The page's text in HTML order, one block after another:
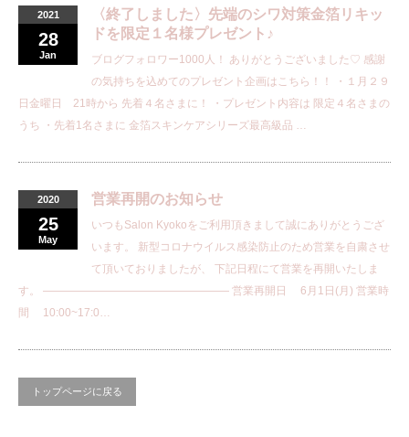
2021
28
Jan
〈終了しました〉先端のシワ対策金箔リキッ
ドを限定１名様プレゼント♪
ブログフォロワー1000人！ ありがとうございました♡ 感謝
の気持ちを込めてのプレゼント企画はこちら！！ ・１月２９
日金曜日 21時から 先着４名さまに！ ・プレゼント内容は 限定４名さまの
うち ・先着1名さまに 金箔スキンケアシリーズ最高級品 …
2020
25
May
営業再開のお知らせ
いつもSalon Kyokoをご利用頂きまして誠にありがとうござ
います。 新型コロナウイルス感染防止のため営業を自粛させ
て頂いておりましたが、 下記日程にて営業を再開いたしま
す。 ————————————————— 営業再開日 6月1日(月) 営業時
間 10:00~17:0…
トップページに戻る